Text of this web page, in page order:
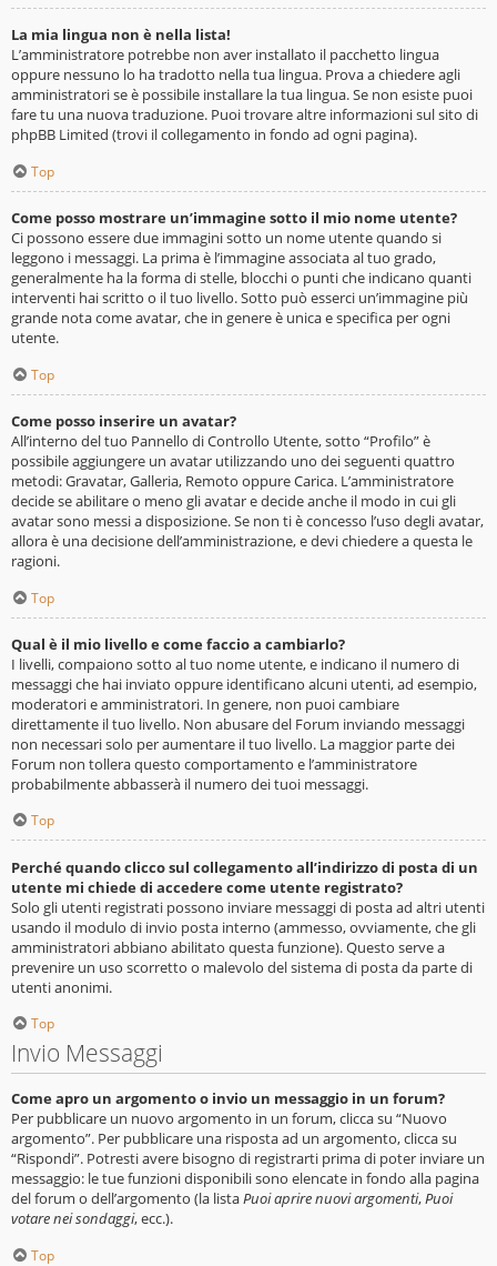
La mia lingua non è nella lista!
L’amministratore potrebbe non aver installato il pacchetto lingua
oppure nessuno lo ha tradotto nella tua lingua. Prova a chiedere agli
amministratori se è possibile installare la tua lingua. Se non esiste puoi
fare tu una nuova traduzione. Puoi trovare altre informazioni sul sito di
phpBB Limited (trovi il collegamento in fondo ad ogni pagina).
Top
Come posso mostrare un’immagine sotto il mio nome utente?
Ci possono essere due immagini sotto un nome utente quando si
leggono i messaggi. La prima è l’immagine associata al tuo grado,
generalmente ha la forma di stelle, blocchi o punti che indicano quanti
interventi hai scritto o il tuo livello. Sotto può esserci un’immagine più
grande nota come avatar, che in genere è unica e specifica per ogni
utente.
Top
Come posso inserire un avatar?
All’interno del tuo Pannello di Controllo Utente, sotto “Profilo” è
possibile aggiungere un avatar utilizzando uno dei seguenti quattro
metodi: Gravatar, Galleria, Remoto oppure Carica. L’amministratore
decide se abilitare o meno gli avatar e decide anche il modo in cui gli
avatar sono messi a disposizione. Se non ti è concesso l’uso degli avatar,
allora è una decisione dell’amministrazione, e devi chiedere a questa le
ragioni.
Top
Qual è il mio livello e come faccio a cambiarlo?
I livelli, compaiono sotto al tuo nome utente, e indicano il numero di
messaggi che hai inviato oppure identificano alcuni utenti, ad esempio,
moderatori e amministratori. In genere, non puoi cambiare
direttamente il tuo livello. Non abusare del Forum inviando messaggi
non necessari solo per aumentare il tuo livello. La maggior parte dei
Forum non tollera questo comportamento e l’amministratore
probabilmente abbasserà il numero dei tuoi messaggi.
Top
Perché quando clicco sul collegamento all’indirizzo di posta di un
utente mi chiede di accedere come utente registrato?
Solo gli utenti registrati possono inviare messaggi di posta ad altri utenti
usando il modulo di invio posta interno (ammesso, ovviamente, che gli
amministratori abbiano abilitato questa funzione). Questo serve a
prevenire un uso scorretto o malevolo del sistema di posta da parte di
utenti anonimi.
Top
Invio Messaggi
Come apro un argomento o invio un messaggio in un forum?
Per pubblicare un nuovo argomento in un forum, clicca su “Nuovo
argomento”. Per pubblicare una risposta ad un argomento, clicca su
“Rispondi”. Potresti avere bisogno di registrarti prima di poter inviare un
messaggio: le tue funzioni disponibili sono elencate in fondo alla pagina
del forum o dell’argomento (la listaPuoi aprire nuovi argomenti,Puoi
votare nei sondaggi, ecc.).
Top